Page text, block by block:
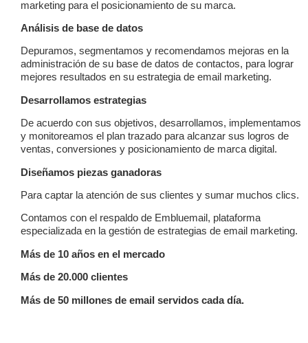
marketing para el posicionamiento de su marca.
Análisis de base de datos
Depuramos, segmentamos y recomendamos mejoras en la
administración de su base de datos de contactos, para lograr
mejores resultados en su estrategia de email marketing.
Desarrollamos estrategias
De acuerdo con sus objetivos, desarrollamos, implementamos
y monitoreamos el plan trazado para alcanzar sus logros de
ventas, conversiones y posicionamiento de marca digital.
Diseñamos piezas ganadoras
Para captar la atención de sus clientes y sumar muchos clics.
Contamos con el respaldo de Embluemail, plataforma
especializada en la gestión de estrategias de email marketing.
Más de 10 años en el mercado
Más de 20.000 clientes
Más de 50 millones de email servidos cada día.